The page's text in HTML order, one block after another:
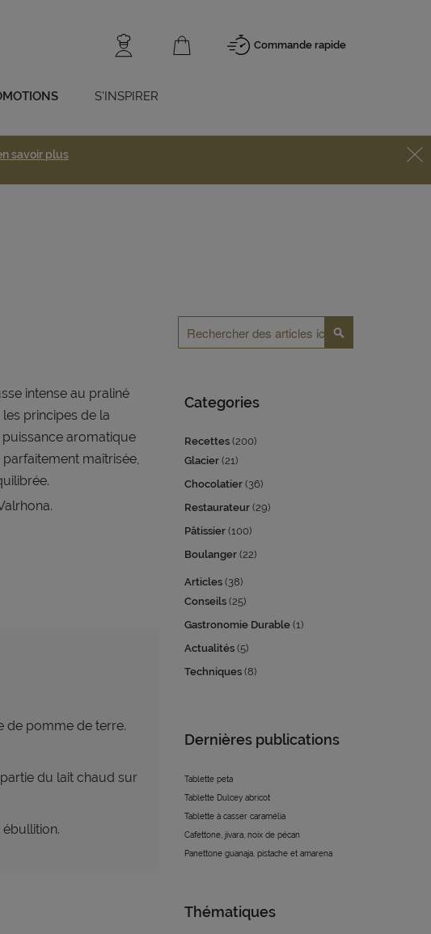
Commande rapide
S'INSPIRER
savoir plus
intense au praliné
principes de la
puissance aromatique
maîtrisée,
de pomme de terre.
partie du lait chaud sur
Rechercher
Rechercher
Categories
Recettes(200)
Glacier(21)
Chocolatier(36)
Restaurateur(29)
Pâtissier(100)
Boulanger(22)
Articles(38)
Conseils(25)
Gastronomie Durable(1)
Actualités(5)
Techniques(8)
Dernières publications
Tablette peta
Tablette Dulcey abricot
Tablette à casser caramélia
Cafettone, jivara, noix de pécan
Panettone guanaja, pistache et amarena
Thématiques